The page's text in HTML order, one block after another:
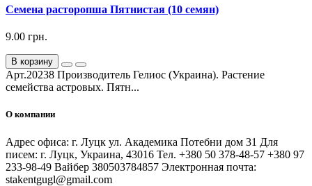
Семена расторопша Пятнистая (10 семян)
9.00 грн.
В корзину
Арт.20238 Производитель Гелиос (Украина). Растение
семейства астровых. Пятн...
О компании
Адрес офиса: г. Луцк ул. Академика Потебни дом 31 Для
писем: г. Луцк, Украина, 43016 Тел. +380 50 378-48-57 +380 97
233-98-49 Вайбер 380503784857 Электронная почта:
stakentgugl@gmail.com